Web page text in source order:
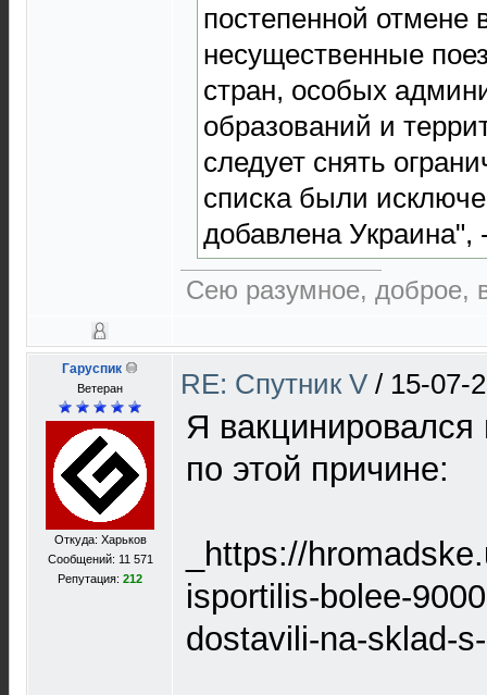
постепенной отмене
несущественные
стран, особых
образований и
следует снять
списка были
добавлена
Сею разумное, доброе,
Гаруспик
Ветеран
Откуда: Харьков
Сообщений: 11 571
Репутация: 212
RE: Спутник V / 15-07-
Я
по этой причине:
_https://
isportilis-bolee-
dostavili-na-sklad-